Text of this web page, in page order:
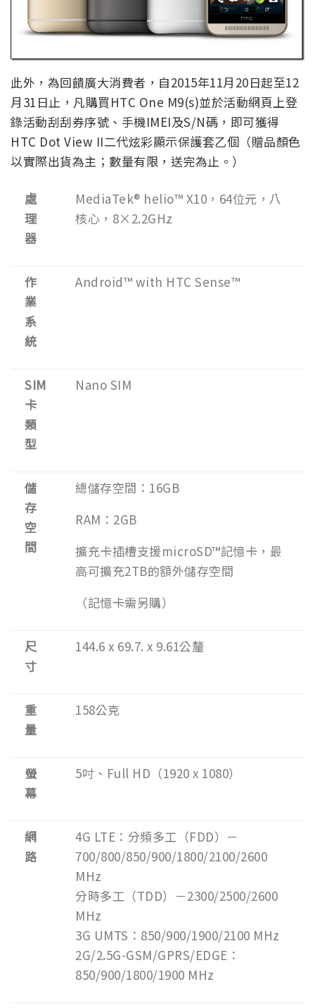
此外，為回饋廣大消費者，自2015年11月20日起至12
月31日止，凡購買HTC One M9(s)並於活動網頁上登
錄活動刮刮券序號、手機IMEI及S/N碼，即可獲得
HTC Dot View II二代炫彩顯示保護套乙個（贈品顏色
以實際出貨為主；數量有限，送完為止。）
處
理
器
MediaTek® helio™ X10，64位元，八
核心，8×2.2GHz
作
業
系
統
Android™ with HTC Sense™
SIM
卡
類
型
Nano SIM
儲
存
空
間
總儲存空間：16GB
RAM：2GB
擴充卡插槽支援microSD™記憶卡，最
高可擴充2TB的額外儲存空間
（記憶卡需另購）
尺
寸
144.6 x 69.7. x 9.61公釐
重
量
158公克
螢
幕
5吋、Full HD（1920 x 1080）
網
路
4G LTE：分頻多工（FDD）－
700/800/850/900/1800/2100/2600
MHz
分時多工（TDD）－2300/2500/2600
MHz
3G UMTS：850/900/1900/2100 MHz
2G/2.5G-GSM/GPRS/EDGE：
850/900/1800/1900 MHz